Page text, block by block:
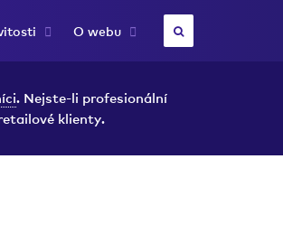
. Nejste-li profesionální
klienty.
O webu